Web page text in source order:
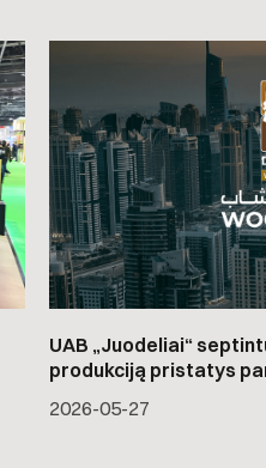
UAB „Juodeliai“
produkciją pristatys
2026-05-27